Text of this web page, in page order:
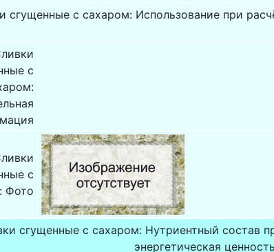
сгущенные с сахаром: Использование при
с
с
Фото
сгущенные с сахаром: Нутриентный состав
энергетическая